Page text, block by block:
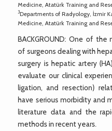
Medicine, Atatürk Training and
3Departments of Radyology, İzmir
Medicine, Atatürk Training and
BACKGROUND: One of
of surgeons dealing with
surgery is hepatic artery
evaluate our clinical
ligation, and resection)
have serious morbidity and
literature data and the
methods in recent years.